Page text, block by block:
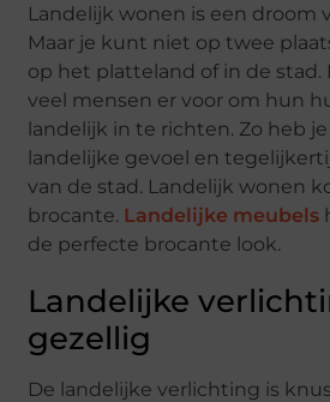
Landelijk wonen is een droom
Maar je kunt niet op twee
op het platteland of in de stad.
veel mensen er voor om hun
landelijk in te richten. Zo heb
landelijke gevoel en
van de stad. Landelijk wonen
brocante. Landelijke meubels
de perfecte brocante look.
Landelijke
gezellig
De landelijke verlichting is